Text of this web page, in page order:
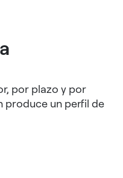
por plazo y por
produce un perfil de